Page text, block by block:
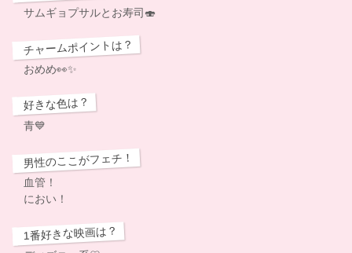
サムギョプサルとお寿司🍣
チャームポイントは？
おめめ👀✨️
好きな色は？
青💙
男性のここがフェチ！
血管！
におい！
1番好きな映画は？